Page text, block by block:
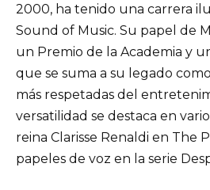
2000, ha tenido una carrera
Sound of Music. Su papel de
un Premio de la Academia y
que se suma a su legado
más respetadas del
versatilidad se destaca en
reina Clarisse Renaldi en The
papeles de voz en la serie